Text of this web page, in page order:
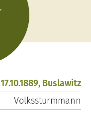
17.10.1889, Buslawitz
Volkssturmmann